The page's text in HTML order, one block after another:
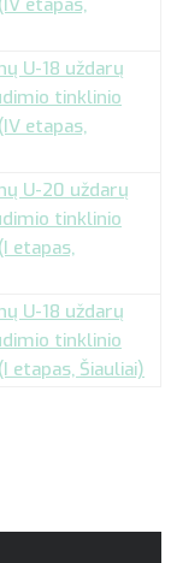
U-18 uždarų
tinklinio
etapas,
U-20 uždarų
tinklinio
etapas,
U-18 uždarų
tinklinio
etapas, Šiauliai)